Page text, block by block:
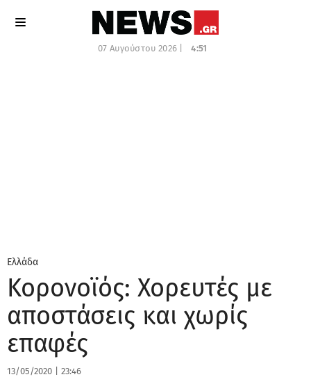
07 Αυγούστου 2026 | 4:51
Ελλάδα
Κορονοϊός: Χορευτές με
αποστάσεις και χωρίς
επαφές
13/05/2020 23:46